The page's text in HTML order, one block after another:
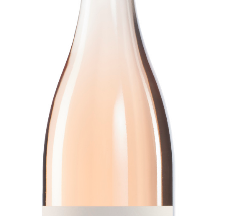
CONTACT